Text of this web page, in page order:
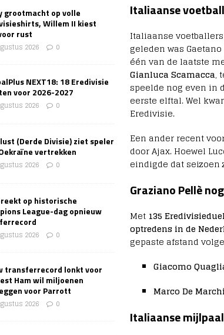
Italiaanse
Italiaanse
geleden was
één van de laatste
Gianluca Scamacca,
speelde nog even in
eerste elftal. Wel
Eredivisie.
Een ander recent
door Ajax. Hoewel
eindigde dat
Graziano Pellè
Met 135
optredens in de
gepaste afstand
Giacomo
Marco De Marchi
Italiaanse
grootmacht op volle
Willem II kiest
rust
2026 0
NEXT18: 18 Eredivisie
voor 2026-2027
2026 0
(Derde Divisie) ziet speler
vertrekken
2026 0
op historische
League-dag opnieuw
2026 0
transferrecord lonkt voor
Ham wil miljoenen
voor Parrott
2026 0